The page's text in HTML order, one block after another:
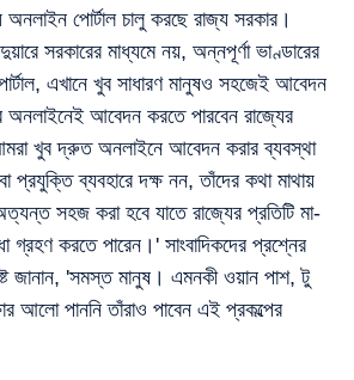
অনলাইন পোর্টাল চালু করছে রাজ্য সরকার।
সরকারের মাধ্যমে নয়, অন্নপূর্ণা ভাণ্ডারের
এখানে খুব সাধারণ মানুষও সহজেই আবেদন
আবেদন করতে পারবেন রাজ্যের
খুব দ্রুত অনলাইনে আবেদন করার ব্যবস্থা
প্রযুক্তি ব্যবহারে দক্ষ নন, তাঁদের কথা মাথায়
সহজ করা হবে যাতে রাজ্যের প্রতিটি মা-
গ্রহণ করতে পারেন।' সাংবাদিকদের প্রশ্নের
জানান, 'সমস্ত মানুষ। এমনকী ওয়ান পাশ, টু
আলো পাননি তাঁরাও পাবেন এই প্রকল্পের